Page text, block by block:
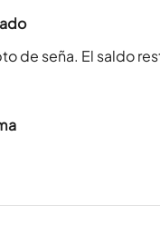
de seña. El saldo